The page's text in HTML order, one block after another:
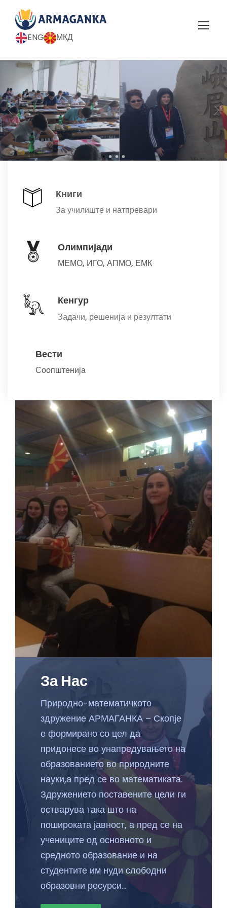
ENG МКД
Книги
За училиште и натпревари
Олимпијади
МЕМО, ИГО, АПМО, ЕМК
Кенгур
Задачи, решенија и резултати
Вести
Соопштенија
За Нас
Природно-математичкото
здружение АРМАГАНКА – Скопје
е формирано со цел да
придонесе во унапредувањето на
образованието во природните
науки,а пред се во математиката.
Здружението поставените цели ги
остварува така што на
пошироката јавност, а пред се на
учениците од основното и
средното образование и на
студентите им нуди слободни
образовни ресурси...